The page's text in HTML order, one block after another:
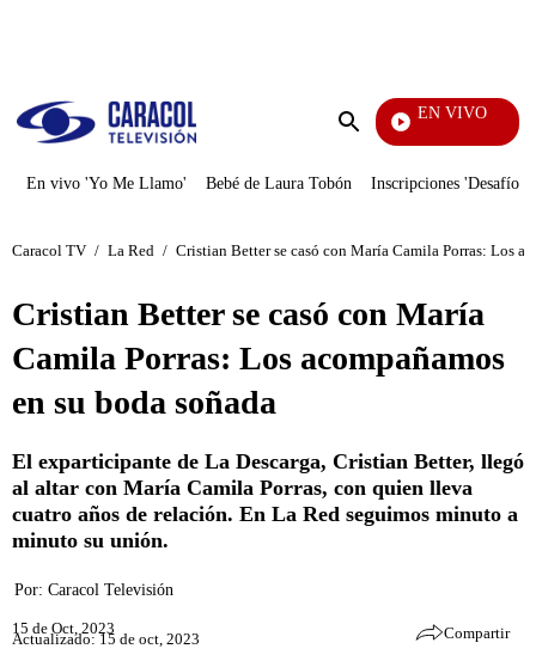
Enviar
EN VIVO
Diario De Diana
En vivo 'Yo Me Llamo' Bebé de Laura Tobón Inscripciones 'Desafío'
Caracol TV / La Red / Cristian Better se casó con María Camila Porras: Los
Cristian Better se casó con María
Camila Porras: Los acompañamos
en su boda soñada
El exparticipante de La Descarga, Cristian Better, llegó
al altar con María Camila Porras, con quien lleva
cuatro años de relación. En La Red seguimos minuto a
minuto su unión.
Por: Caracol Televisión
15 de Oct, 2023
Actualizado: 15 de oct, 2023 Compartir